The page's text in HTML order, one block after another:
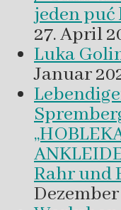
jeden puć
27. April
Luka
Januar
Rahr und